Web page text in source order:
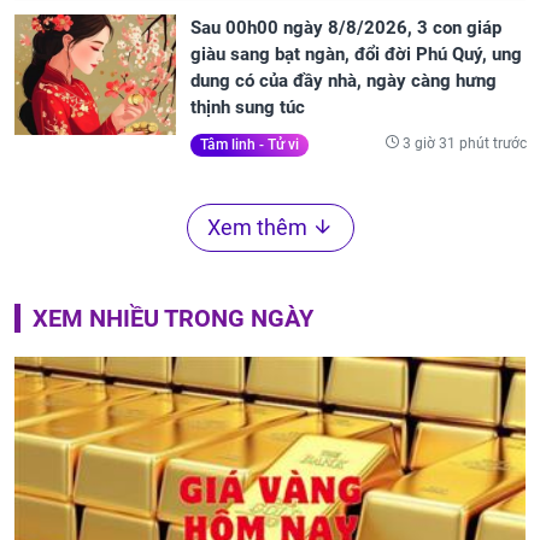
Sau 00h00 ngày 8/8/2026, 3 con giáp
giàu sang bạt ngàn, đổi đời Phú Quý, ung
dung có của đầy nhà, ngày càng hưng
thịnh sung túc
Tâm linh - Tử vi 3 giờ 31 phút trước
Xem thêm
XEM NHIỀU TRONG NGÀY